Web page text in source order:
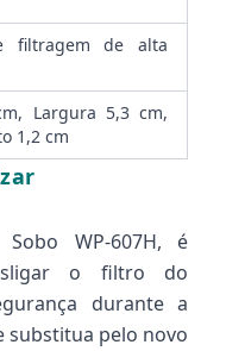
filtragem de alta
Largura 5,3 cm,
1,2 cm
WP-607H, é
o filtro do
durante a
substitua pelo novo